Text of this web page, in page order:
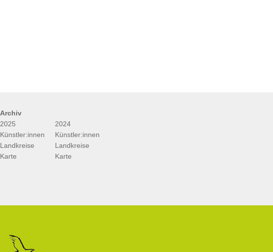
Archiv
2025
Künstler:innen
Landkreise
Karte
2024
Künstler:innen
Landkreise
Karte